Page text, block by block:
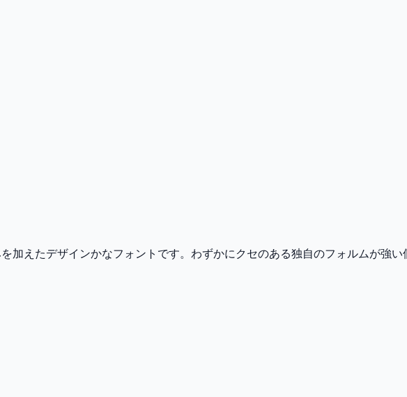
加えたデザインかなフォントです。わずかにクセのある独自のフォルムが強